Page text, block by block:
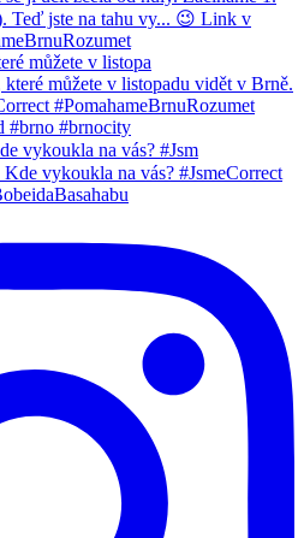
můžete v listopa
vykoukla na vás? #Jsm